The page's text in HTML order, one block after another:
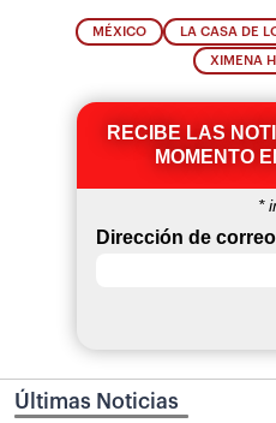
MÉXICO LA CASA DE
XIMENA
RECIBE LAS
MOMENTO
*
Dirección de
Últimas Noticias